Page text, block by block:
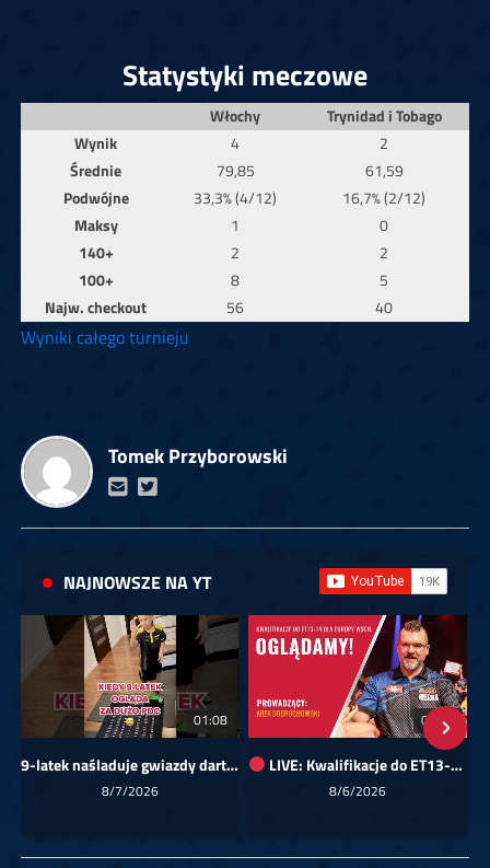
Statystyki meczowe
Włochy
Trynidad i Tobago
Wynik
4
2
Średnie
79,85
61,59
Podwójne
33,3% (4/12)
16,7% (2/12)
Maksy
1
0
140+
2
2
100+
8
5
Najw. checkout
56 40
Wyniki całego turnieju
Tomek Przyborowski
NAJNOWSZE NA YT
01:08
9-latek naśladuje gwiazdy darta!
8/7/2026
00:00
LIVE: Kwalifikacje do ET13-14 dla Europy Wschodniej
8/6/2026